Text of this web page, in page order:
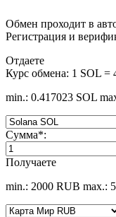
Обмен проходит в
Регистрация и
Отдаете
Курс обмена: 1 SOL =
min.: 0.417023 SOL
Сумма*:
Получаете
min.: 2000 RUB max.: